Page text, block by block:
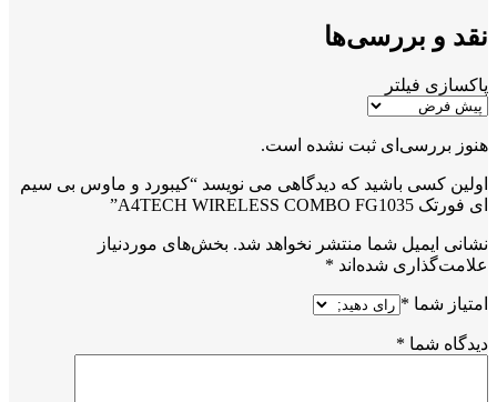
نقد و بررسی‌ها
پاکسازی فیلتر
هنوز بررسی‌ای ثبت نشده است.
اولین کسی باشید که دیدگاهی می نویسد “کیبورد و ماوس بی سیم
ای فورتک A4TECH WIRELESS COMBO FG1035”
نشانی ایمیل شما منتشر نخواهد شد. بخش‌های موردنیاز
علامت‌گذاری شده‌اند *
امتیاز شما *
دیدگاه شما *